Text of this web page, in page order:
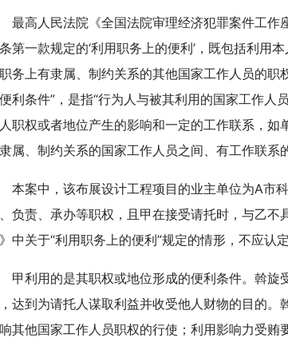
高人民法院《全国法院审理经济犯罪案件工作
第一款规定的‘利用职务上的便利’，既包括利用
务上有隶属、制约关系的其他国家工作人员的
利条件”，是指“行为人与被其利用的国家工作
职权或者地位产生的影响和一定的工作联系，
属、制约关系的国家工作人员之间、有工作联系
案中，该布展设计工程项目的业主单位为A市
负责、承办等职权，且甲在接受请托时，与乙
中关于“利用职务上的便利”规定的情形，不应认
利用的是其职权或地位形成的便利条件。斡旋
达到为请托人谋取利益并收受他人财物的目的
其他国家工作人员职权的行使；利用影响力受